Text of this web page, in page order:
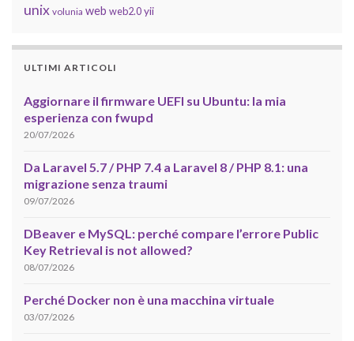
unix volunia web web2.0 yii
ULTIMI ARTICOLI
Aggiornare il firmware UEFI su Ubuntu: la mia
esperienza con fwupd
20/07/2026
Da Laravel 5.7 / PHP 7.4 a Laravel 8 / PHP 8.1: una
migrazione senza traumi
09/07/2026
DBeaver e MySQL: perché compare l’errore Public
Key Retrieval is not allowed?
08/07/2026
Perché Docker non è una macchina virtuale
03/07/2026